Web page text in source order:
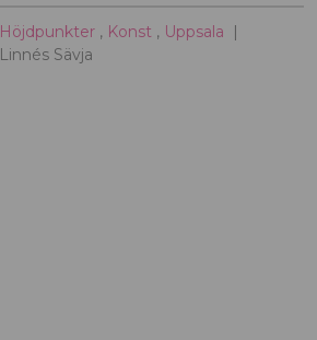
Höjdpunkter , Konst , Uppsala
Linnés Sävja